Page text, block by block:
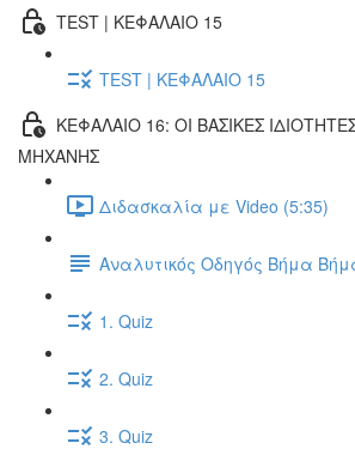
TEST | ΚΕΦΑΛΑΙΟ 15
TEST | ΚΕΦΑΛΑΙΟ 15
ΚΕΦΑΛΑΙΟ 16: ΟΙ ΒΑΣΙΚΕΣ
ΜΗΧΑΝΗΣ
Διδασκαλία με Video (5:35)
Αναλυτικός Οδηγός Βήμα
1. Quiz
2. Quiz
3. Quiz